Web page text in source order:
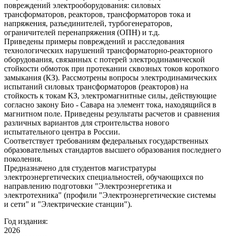
повреждений электрооборудования: силовых
трансформаторов, реакторов, трансформаторов тока и
напряжения, разъединителей, турбогенераторов,
ограничителей перенапряжения (ОПН) и т.д.
Приведены примеры повреждений и расследования
технологических нарушений трансформаторно-реакторного
оборудования, связанных с потерей электродинамической
стойкости обмоток при протекании сквозных токов короткого
замыкания (КЗ). Рассмотрены вопросы электродинамических
испытаний силовых трансформаторов (реакторов) на
стойкость к токам КЗ, электромагнитные силы, действующие
согласно закону Био - Савара на элемент тока, находящийся в
магнитном поле. Приведены результаты расчетов и сравнения
различных вариантов для строительства нового
испытательного центра в России.
Соответствует требованиям федеральных государственных
образовательных стандартов высшего образования последнего
поколения.
Предназначено для студентов магистратуры
электроэнергетических специальностей, обучающихся по
направлению подготовки "Электроэнергетика и
электротехника" (профили "Электроэнергетические системы
и сети" и "Электрические станции").
Год издания:
2026